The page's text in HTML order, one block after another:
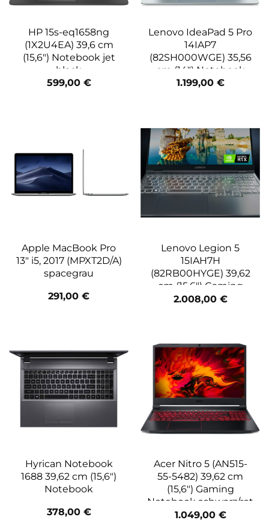
HP 15s-eq1658ng
(1X2U4EA) 39,6 cm
(15,6″) Notebook jet
black
599,00 €
Lenovo IdeaPad 5 Pro
14IAP7
(82SH000WGE) 35,56
cm (14″) Notebook
cloud grey
1.199,00 €
Apple MacBook Pro
13″ i5, 2017 (MPXT2D/A)
spacegrau
291,00 €
Lenovo Legion 5
15IAH7H
(82RB00HYGE) 39,62
cm (15,6″) Gaming
Notebook storm grey
2.008,00 €
Hyrican Notebook
1688 39,62 cm (15,6″)
Notebook
378,00 €
Acer Nitro 5 (AN515-
55-5482) 39,62 cm
(15,6″) Gaming
Notebook schwarz/rot
1.049,00 €